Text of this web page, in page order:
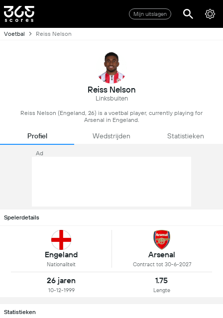
Mijn uitslagen
Voetbal Reiss Nelson
Reiss Nelson
Linksbuiten
Reiss Nelson (Engeland, 26) is a voetbal player, currently playing for
Arsenal in Engeland.
Profiel Wedstrijden Statistieken
Ad
Spelerdetails
Engeland
Nationaliteit
Arsenal
Contract tot 30-6-2027
26 jaren
10-12-1999
1.75
Lengte
Statistieken